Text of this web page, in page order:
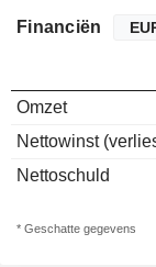
Financiën
Omzet
Nettowinst
Nettoschuld
* Geschatte gegevens